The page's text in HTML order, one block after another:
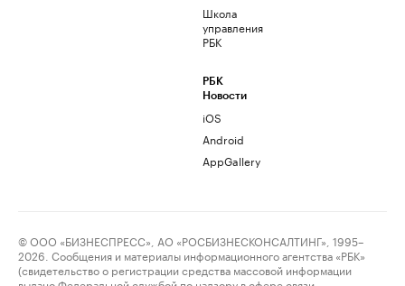
Школа
управления
РБК
РБК
Новости
iOS
Android
AppGallery
© ООО «БИЗНЕСПРЕСС», АО «РОСБИЗНЕСКОНСАЛТИНГ», 1995–
2026. Сообщения и материалы информационного агентства «РБК»
(свидетельство о регистрации средства массовой информации